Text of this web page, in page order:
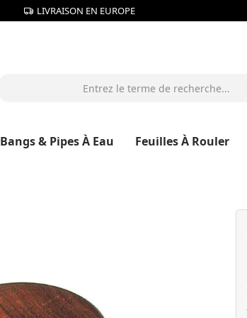
LIVRAISON EN EUROPE
Bangs & Pipes À Eau Feuilles À Rouler